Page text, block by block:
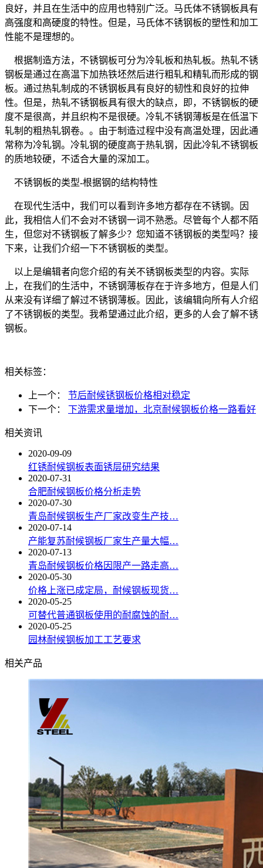
良好，并且在生活中的应用也特别广泛。马氏体不锈钢板具有
高强度和高硬度的特性。但是，马氏体不锈钢板的塑性和加工
性能不是理想的。
根据制造方法，不锈钢板可分为冷轧板和热轧板。热轧不锈
钢板是通过在高温下加热铁坯然后进行粗轧和精轧而形成的钢
板。通过热轧制成的不锈钢板具有良好的韧性和良好的拉伸
性。但是，热轧不锈钢板具有很大的缺点，即，不锈钢板的硬
度不是很高，并且织构不是很硬。冷轧不锈钢薄板是在低温下
轧制的粗热轧钢卷。。由于制造过程中没有高温处理，因此通
常称为冷轧钢。冷轧钢的硬度高于热轧钢，因此冷轧不锈钢板
的质地较硬，不适合大量的深加工。
不锈钢板的类型-根据钢的结构特性
在现代生活中，我们可以看到许多地方都存在不锈钢。因
此，我相信人们不会对不锈钢一词不熟悉。尽管每个人都不陌
生，但您对不锈钢板了解多少？您知道不锈钢板的类型吗？接
下来，让我们介绍一下不锈钢板的类型。
以上是编辑者向您介绍的有关不锈钢板类型的内容。实际
上，在我们的生活中，不锈钢薄板存在于许多地方，但是人们
从来没有详细了解过不锈钢薄板。因此，该编辑向所有人介绍
了不锈钢板的类型。我希望通过此介绍，更多的人会了解不锈
钢板。
相关标签：
上一个： 节后耐候锈钢板价格相对稳定
下一个： 下游需求量增加，北京耐候钢板价格一路看好
相关资讯
2020-09-09
红锈耐候钢板表面锈层研究结果
2020-07-31
合肥耐候钢板价格分析走势
2020-07-30
青岛耐候钢板生产厂家改变生产技…
2020-07-14
产能复苏耐候钢板厂家生产量大幅…
2020-07-13
青岛耐候钢板价格因限产一路走高…
2020-05-30
价格上涨已成定局，耐候钢板现货…
2020-05-25
可替代普通钢板使用的耐腐蚀的耐…
2020-05-25
园林耐候钢板加工工艺要求
相关产品